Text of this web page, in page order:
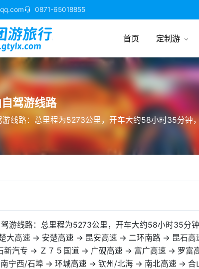
0871-65018855
首页 定制游
驾游线路
游线路：总里程为5273公里，开车大约58小时35分钟
游线路：总里程为5273公里，开车大约58小时35分
大高速 → 安楚高速 → 昆安高速 → 二环南路 → 昆石
新汽专 → Ｚ７５国道 → 广砚高速 → 富广高速 → 罗富
宁西/石埠 → 环城高速 → 钦州/北海 → 南北高速 →